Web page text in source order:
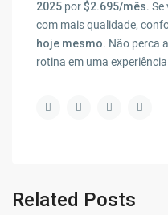
2025 por$2.695/mês.
com mais qualidade,
hoje mesmo. Não perca
rotina em uma
Related Posts